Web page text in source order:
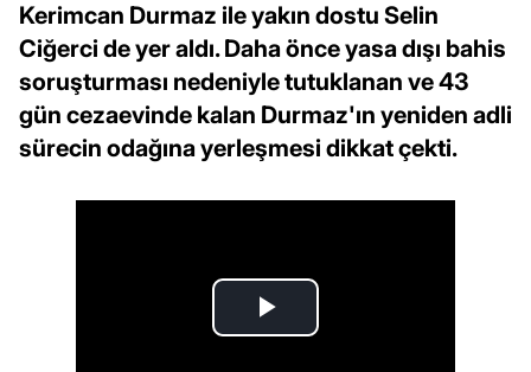
Kerimcan Durmaz ile yakın dostu Selin
Ciğerci de yer aldı. Daha önce yasa dışı bahis
soruşturması nedeniyle tutuklanan ve 43
gün cezaevinde kalan Durmaz'ın yeniden adli
sürecin odağına yerleşmesi dikkat çekti.